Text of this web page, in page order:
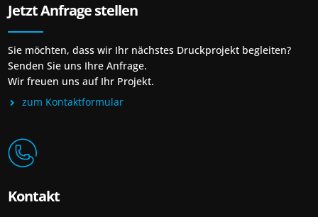
Jetzt Anfrage stellen
Sie möchten, dass wir Ihr nächstes Druckprojekt begleiten?
Senden Sie uns Ihre Anfrage.
Wir freuen uns auf Ihr Projekt.
zum Kontaktformular
Kontakt